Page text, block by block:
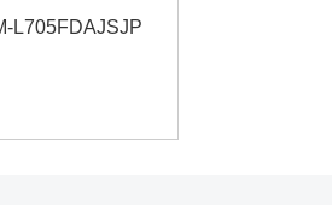
L705FDAJSJP